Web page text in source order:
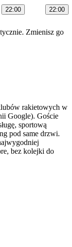
22:00 22:00
Zmienisz go
rakietowych w
Google). Goście
sportową
pod same drzwi.
bez kolejki do